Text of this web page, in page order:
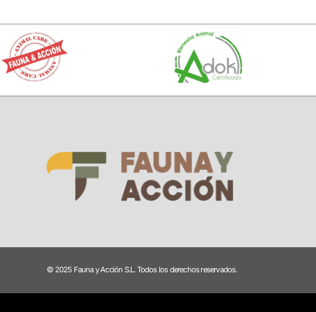
© 2025 Fauna y Acción S.L. Todos los derechos reservados.